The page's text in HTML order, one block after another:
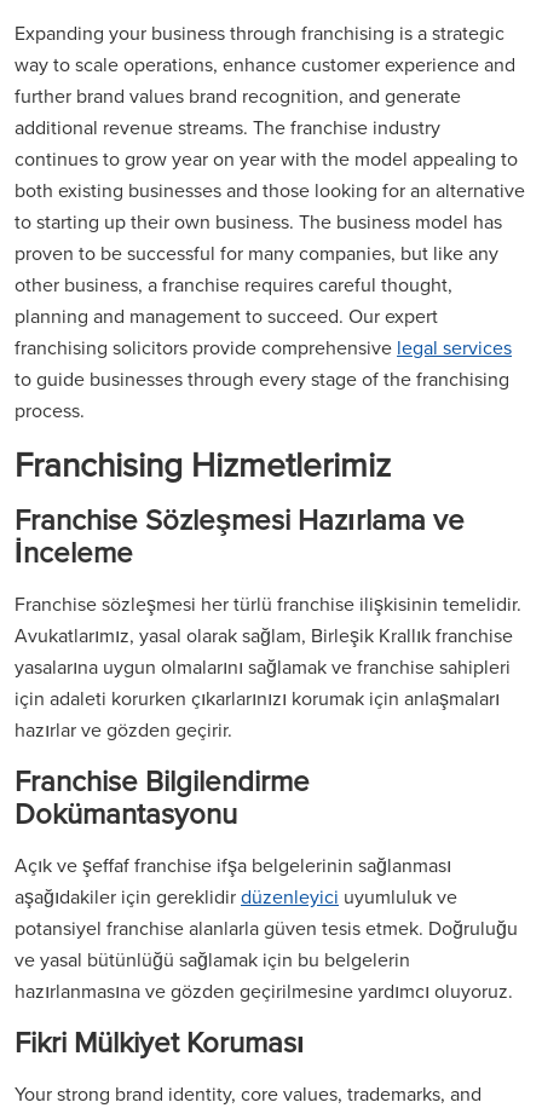
Expanding your business through franchising is a strategic
way to scale operations, enhance customer experience and
further brand values brand recognition, and generate
additional revenue streams. The franchise industry
continues to grow year on year with the model appealing to
both existing businesses and those looking for an alternative
to starting up their own business. The business model has
proven to be successful for many companies, but like any
other business, a franchise requires careful thought,
planning and management to succeed. Our expert
franchising solicitors provide comprehensive legal services
to guide businesses through every stage of the franchising
process.
Franchising Hizmetlerimiz
Franchise Sözleşmesi Hazırlama ve
İnceleme
Franchise sözleşmesi her türlü franchise ilişkisinin temelidir.
Avukatlarımız, yasal olarak sağlam, Birleşik Krallık franchise
yasalarına uygun olmalarını sağlamak ve franchise sahipleri
için adaleti korurken çıkarlarınızı korumak için anlaşmaları
hazırlar ve gözden geçirir.
Franchise Bilgilendirme
Dokümantasyonu
Açık ve şeffaf franchise ifşa belgelerinin sağlanması
aşağıdakiler için gereklidirdüzenleyici uyumluluk ve
potansiyel franchise alanlarla güven tesis etmek. Doğruluğu
ve yasal bütünlüğü sağlamak için bu belgelerin
hazırlanmasına ve gözden geçirilmesine yardımcı oluyoruz.
Fikri Mülkiyet Koruması
Your strong brand identity, core values, trademarks, and